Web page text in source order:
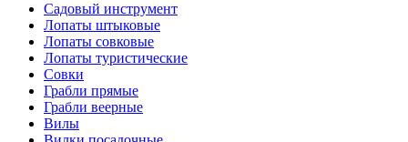
Садовый инструмент
Лопаты штыковые
Лопаты совковые
Лопаты туристические
Совки
Грабли прямые
Грабли веерные
Вилы